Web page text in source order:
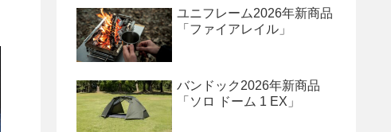
ユニフレーム2026年新商品
「ファイアレイル」
バンドック2026年新商品
「ソロ ドーム 1 EX」